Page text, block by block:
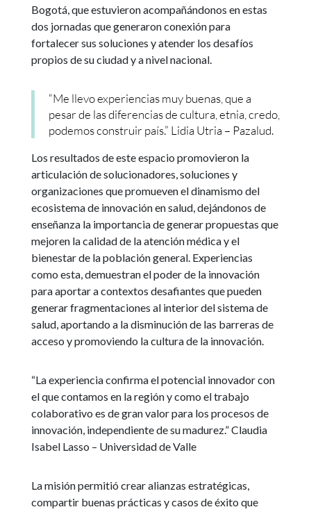
Bogotá, que estuvieron acompañándonos en estas
dos jornadas que generaron conexión para
fortalecer sus soluciones y atender los desafíos
propios de su ciudad y a nivel nacional.
“Me llevo experiencias muy buenas, que a
pesar de las diferencias de cultura, etnia, credo,
podemos construir país.” Lidia Utria – Pazalud.
Los resultados de este espacio promovieron la
articulación de solucionadores, soluciones y
organizaciones que promueven el dinamismo del
ecosistema de innovación en salud, dejándonos de
enseñanza la importancia de generar propuestas que
mejoren la calidad de la atención médica y el
bienestar de la población general. Experiencias
como esta, demuestran el poder de la innovación
para aportar a contextos desafiantes que pueden
generar fragmentaciones al interior del sistema de
salud, aportando a la disminución de las barreras de
acceso y promoviendo la cultura de la innovación.
“La experiencia confirma el potencial innovador con
el que contamos en la región y como el trabajo
colaborativo es de gran valor para los procesos de
innovación, independiente de su madurez.” Claudia
Isabel Lasso – Universidad de Valle
La misión permitió crear alianzas estratégicas,
compartir buenas prácticas y casos de éxito que